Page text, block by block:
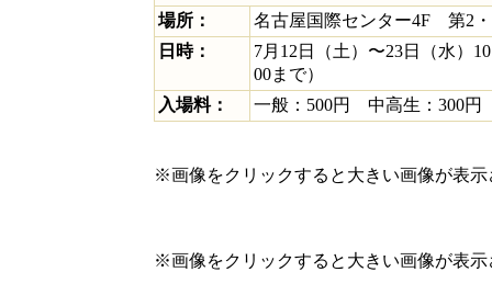
場所：
名古屋国際センター4F 第2
日時：
7月12日（土）〜23日（水）
00まで）
入場料：
一般：500円 中高生：300
※画像をクリックすると大きい画像が表示
※画像をクリックすると大きい画像が表示